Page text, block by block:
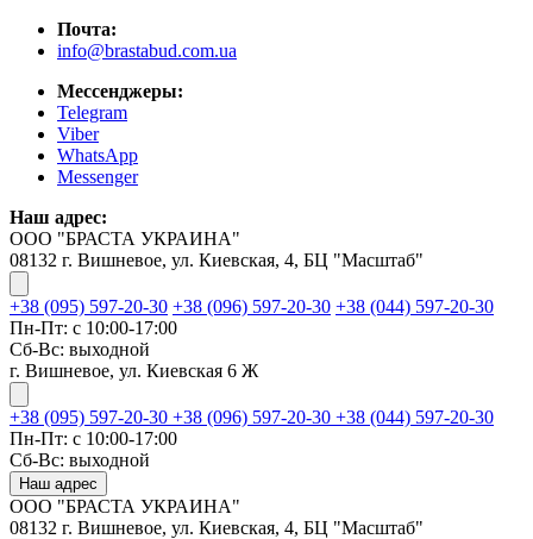
Почта:
info@brastabud.com.ua
Мессенджеры:
Telegram
Viber
WhatsApp
Messenger
Наш адрес:
ООО "БРАСТА УКРАИНА"
08132 г. Вишневое, ул. Киевская, 4, БЦ "Масштаб"
+38 (095) 597-20-30 +38 (096) 597-20-30 +38 (044) 597-20-30
Пн-Пт: с 10:00-17:00
Сб-Вс: выходной
г. Вишневое, ул. Киевская 6 Ж
+38 (095) 597-20-30 +38 (096) 597-20-30 +38 (044) 597-20-30
Пн-Пт: с 10:00-17:00
Сб-Вс: выходной
Наш адрес
ООО "БРАСТА УКРАИНА"
08132 г. Вишневое, ул. Киевская, 4, БЦ "Масштаб"